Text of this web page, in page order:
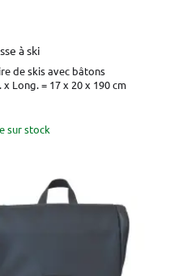
à ski
de skis avec bâtons
x Long. = 17 x 20 x 190 cm
sur stock